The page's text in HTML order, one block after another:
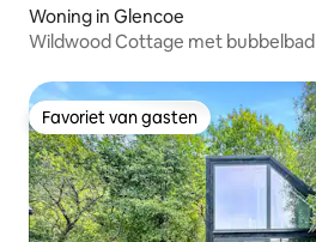
Woning in Glencoe
Wildwood Cottage met bubbelbad
Favoriet van gasten
Favoriet van gasten